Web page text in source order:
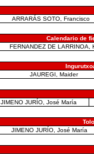
ARRARÁS SOTO, Francisco
Calendario de
FERNANDEZ DE LARRINOA,
JAUREGI, Maider
JIMENO JURÍO, José María
JIMENO JURÍO, José María